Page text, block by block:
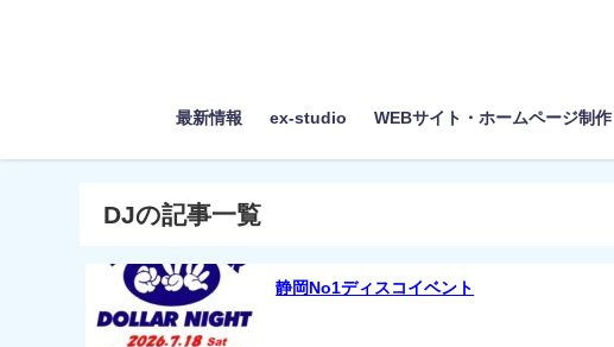
最新情報 ex-studio WEBサイト・ホームページ制作
DJの記事一覧
静岡No1ディスコイベント